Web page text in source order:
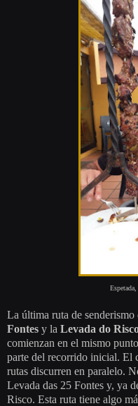
La última ruta de senderismo
Fontes y la Levada do
comienzan en el mismo
parte del recorrido inicial. El
rutas discurren en paralelo.
Levada das 25 Fontes y, ya
Risco. Esta ruta tiene algo